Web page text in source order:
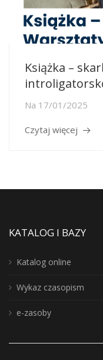
Książka –
Na 17/01/2025
Czytaj więcej
KATALOG I BAZY
Katalog online
Wykaz czasopism
e-zasoby